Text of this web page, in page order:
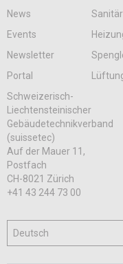
News
Sanitär
Events
Newsletter
Portal
Schweizerisch-
Liechtensteinischer
Gebäudetechnikverband
(suissetec)
Auf der Mauer 11,
Postfach
CH-8021 Zürich
+41 43 244 73 00